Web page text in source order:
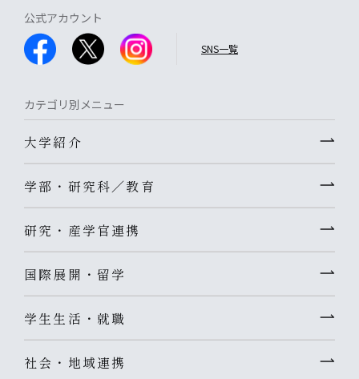
公式アカウント
SNS一覧
カテゴリ別メニュー
大学紹介
学部・研究科／教育
研究・産学官連携
国際展開・留学
学生生活・就職
社会・地域連携